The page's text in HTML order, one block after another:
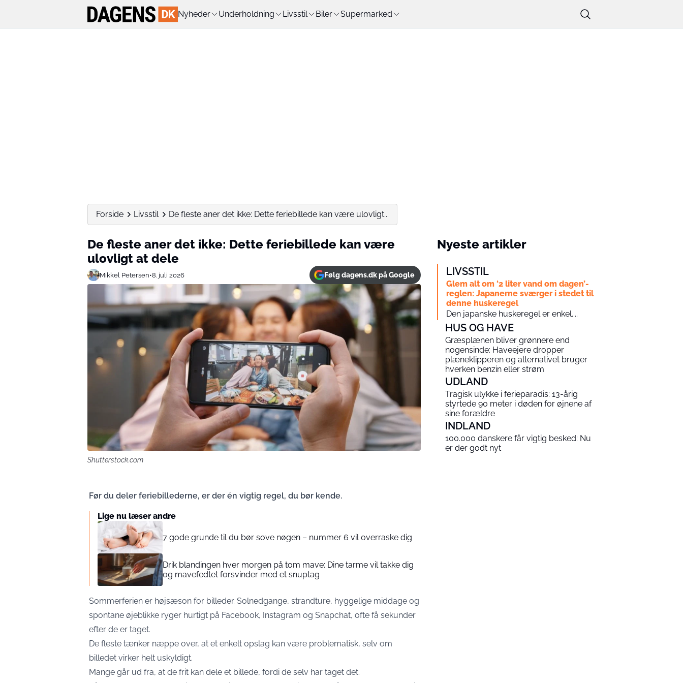
Nyheder Underholdning Livsstil Biler Supermarked
Forside Livsstil De fleste aner det ikke: Dette feriebillede kan være ulovligt...
De fleste aner det ikke: Dette feriebillede kan være
ulovligt at dele
Mikkel Petersen•8. juli 2026 Følg dagens.dk på Google
Shutterstock.com
Før du deler feriebillederne, er der én vigtig regel, du bør kende.
Lige nu læser andre
7 gode grunde til du bør sove nøgen – nummer 6 vil overraske dig
Drik blandingen hver morgen på tom mave: Dine tarme vil takke dig
og mavefedtet forsvinder med et snuptag
Sommerferien er højsæson for billeder. Solnedgange, strandture, hyggelige middage og
spontane øjeblikke ryger hurtigt på Facebook, Instagram og Snapchat, ofte få sekunder
efter de er taget.
De fleste tænker næppe over, at et enkelt opslag kan være problematisk, selv om
billedet virker helt uskyldigt.
Mange går ud fra, at de frit kan dele et billede, fordi de selv har taget det.
Nyeste artikler
LIVSSTIL
Glem alt om ‘2 liter vand om dagen’-
reglen: Japanerne sværger i stedet til
denne huskeregel
Den japanske huskeregel er enkel....
HUS OG HAVE
Græsplænen bliver grønnere end
nogensinde: Haveejere dropper
plæneklipperen og alternativet bruger
hverken benzin eller strøm
UDLAND
Tragisk ulykke i ferieparadis: 13-årig
styrtede 90 meter i døden for øjnene af
sine forældre
INDLAND
100.000 danskere får vigtig besked: Nu
er der godt nyt